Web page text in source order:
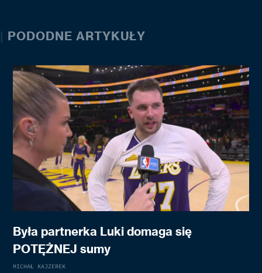
| PODODNE ARTYKUŁY
Była partnerka Luki domaga się
POTĘŻNEJ sumy
MICHAŁ KAJZEREK